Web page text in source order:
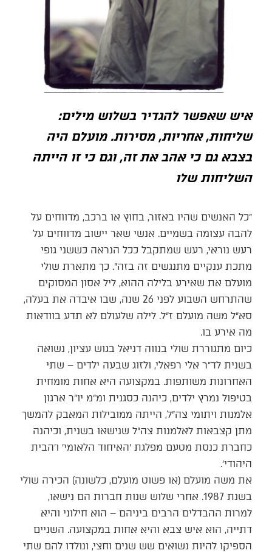
איש שאפשר להגדיר בשלוש מילים:
שליחות, אחריות, מסירות. מועלם היה
בצבא גם כי אהב את זה, וגם כי זו הייתה
השליחות שלו
״כל האנשים שהיו באזור, בחוץ או ברכב, מדווחים על
להבה עצומה בשמיים. אנשי שאר יישוב מדווחים על
רעש נוראי, רעש שמתקבל ככל הנראה כששני גופי
מתכת ענקיים מתנגשים זה בזה״. כך מתארת שולי
מועלם את שאירע בלילה ההוא, ליל אסון המסוקים
שהתרחש השבוע לפני 26 שנה, שבו איבדה את בעלה,
סא״ל משה מועלם ז״ל. לילה שלעולם לא תדע בוודאות
מה אירע בו.
כיום מתגוררת שולי בנווה דניאל בגוש עציון, נשואה
בשנית לד״ר אלי רפאלי, ולזוג שבעה ילדים – שתי
האחרונות משותפות. במקצועה היא אחות מומחית
בטיפול נמרץ ילדים, כיהנה כסגנית ומ״מ יו״ר ארגון
אלמנות ויתומי צה״ל, הייתה ממובילות המאבק להמשך
מתן קצבאות לאלמנות צה״ל שנישאו בשנית, וכיהנה
כחברת כנסת מטעם מפלגת ׳האיחוד הלאומי׳ ו׳הבית
היהודי׳.
את משה מועלם (או פשוט מועלם, כלשונה) הכירה שולי
בשנת 1987. אחרי שלוש שנות חברות הם נישאו,
למרות ההבדלים הרבים ביניהם – הוא חילוני והיא
דתייה, הוא איש צבא והיא אחות במקצועה. השניים
הספיקו להיות נשואים שש שנים וחצי, ונולדו להם שתי